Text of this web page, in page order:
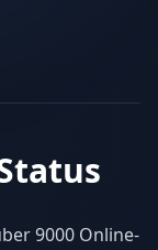
9000 Online-